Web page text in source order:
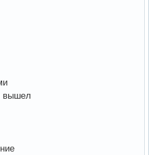
вышел